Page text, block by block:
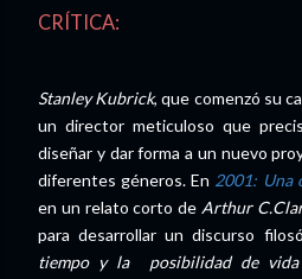
CRÍTICA:
Stanley Kubrick, que comenzó su
un director meticuloso que
diseñar y dar forma a un nuevo
diferentes géneros. En 2001: Una
en un relato corto de Arthur
para desarrollar un discurso
tiempo y la posibilidad de vida